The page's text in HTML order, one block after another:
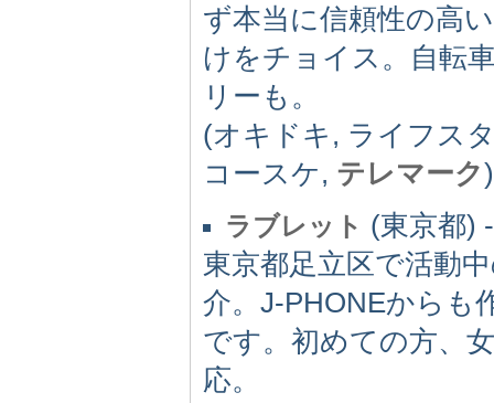
ず本当に信頼性の高
けをチョイス。自転
リーも。
(オキドキ, ライフス
コースケ, テレマーク)
ラブレット (東京都) -
東京都足立区で活動
介。J-PHONEからも
です。初めての方、
応。